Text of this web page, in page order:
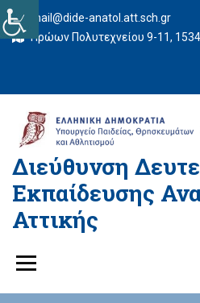
mail@dide-anatol.att.sch.gr
Ηρώων Πολυτεχνείου 9-11,
Διεύθυνση
Εκπαίδευσης
Αττικής